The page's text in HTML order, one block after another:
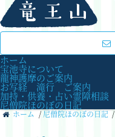
ホーム
宝池寺について
龍神護摩のご案内
お写経 滝行 ご案内
加持・供養・占い霊障相談
尼僧院ほのぼの日記
ホーム / 尼僧院ほのぼの日記 /